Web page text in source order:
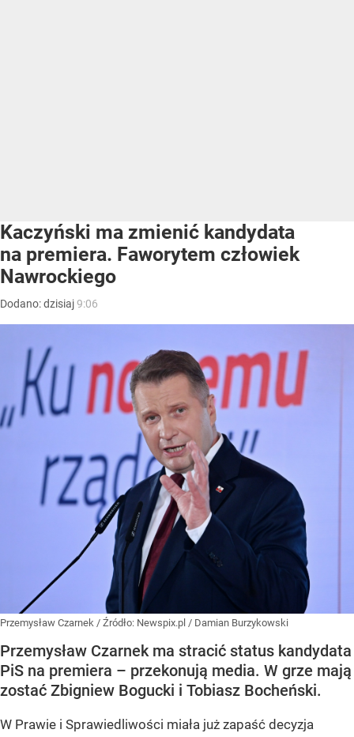
Kaczyński ma zmienić kandydata
na premiera. Faworytem człowiek
Nawrockiego
Dodano:dzisiaj9:06
Przemysław Czarnek / Źródło: Newspix.pl / Damian Burzykowski
Przemysław Czarnek ma stracić status kandydata
PiS na premiera – przekonują media. W grze mają
zostać Zbigniew Bogucki i Tobiasz Bocheński.
W Prawie i Sprawiedliwości miała już zapaść decyzja